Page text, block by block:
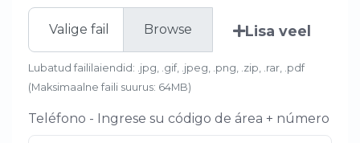
Valige fail Lisa veel
Lubatud faililaiendid: .jpg, .gif, .jpeg, .png, .zip, .rar, .pdf
(Maksimaalne faili suurus: 64MB)
Teléfono - Ingrese su código de área + número